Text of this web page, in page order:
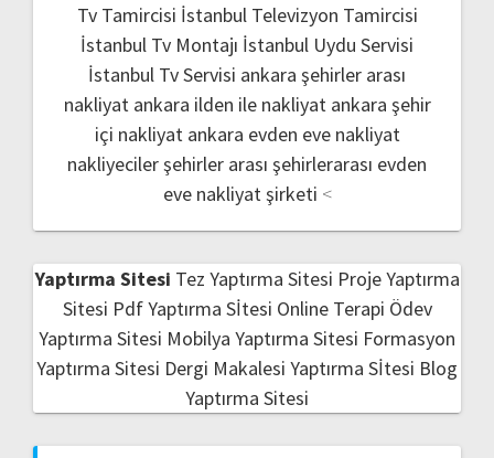
Tv Tamircisi İstanbul Televizyon Tamircisi
İstanbul Tv Montajı İstanbul Uydu Servisi
İstanbul Tv Servisi ankara şehirler arası
nakliyat ankara ilden ile nakliyat ankara şehir
içi nakliyat ankara evden eve nakliyat
nakliyeciler şehirler arası şehirlerarası evden
eve nakliyat şirketi <
Yaptırma Sitesi Tez Yaptırma Sitesi Proje Yaptırma
Sitesi Pdf Yaptırma Sİtesi Online Terapi Ödev
Yaptırma Sitesi Mobilya Yaptırma Sitesi Formasyon
Yaptırma Sitesi Dergi Makalesi Yaptırma Sİtesi Blog
Yaptırma Sitesi